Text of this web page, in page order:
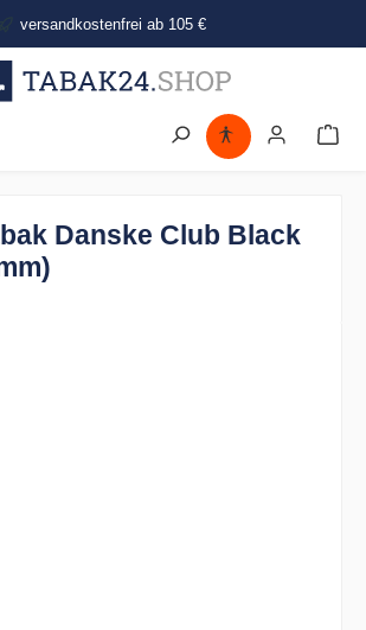
versandkostenfrei ab 105 €
Danske Club Black